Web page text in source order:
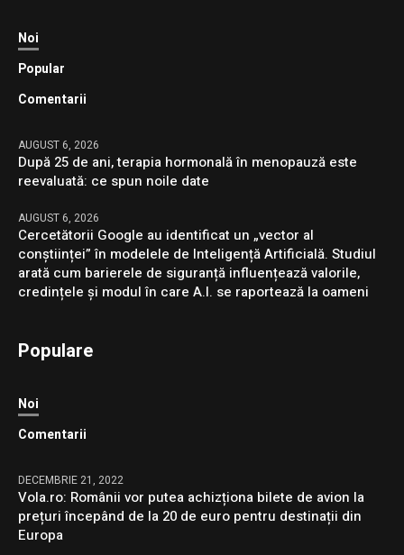
Noi
Popular
Comentarii
AUGUST 6, 2026
După 25 de ani, terapia hormonală în menopauză este
reevaluată: ce spun noile date
AUGUST 6, 2026
Cercetătorii Google au identificat un „vector al
conștiinței” în modelele de Inteligență Artificială. Studiul
arată cum barierele de siguranță influențează valorile,
credințele și modul în care A.I. se raportează la oameni
Populare
Noi
Comentarii
DECEMBRIE 21, 2022
Vola.ro: Românii vor putea achizționa bilete de avion la
prețuri începând de la 20 de euro pentru destinații din
Europa